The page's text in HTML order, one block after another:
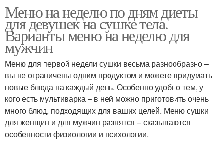
Меню на неделю по дням диеты
для девушек на сушке тела.
Варианты меню на неделю для
мужчин
Меню для первой недели сушки весьма разнообразно –
вы не ограничены одним продуктом и можете придумать
новые блюда на каждый день. Особенно удобно тем, у
кого есть мультиварка – в ней можно приготовить очень
много блюд, подходящих для ваших целей. Меню сушки
для женщин и для мужчин разнятся – сказываются
особенности физиологии и психологии.